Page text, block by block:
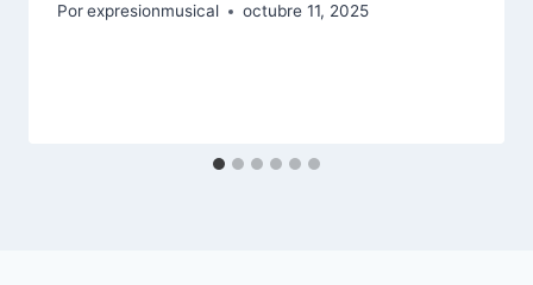
Porexpresionmusical octubre 11, 2025